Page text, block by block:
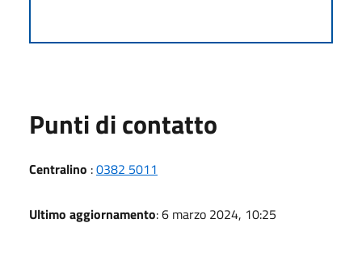
Punti di contatto
Centralino :0382 5011
Ultimo aggiornamento: 6 marzo 2024, 10:25